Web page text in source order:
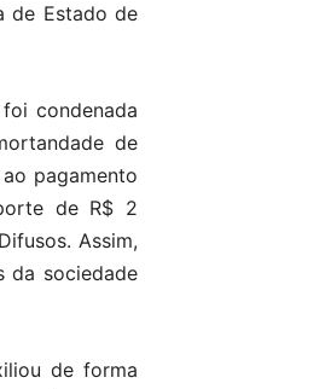
de Estado de
condenada
de
pagamento
de R$ 2
Assim,
da sociedade
de forma